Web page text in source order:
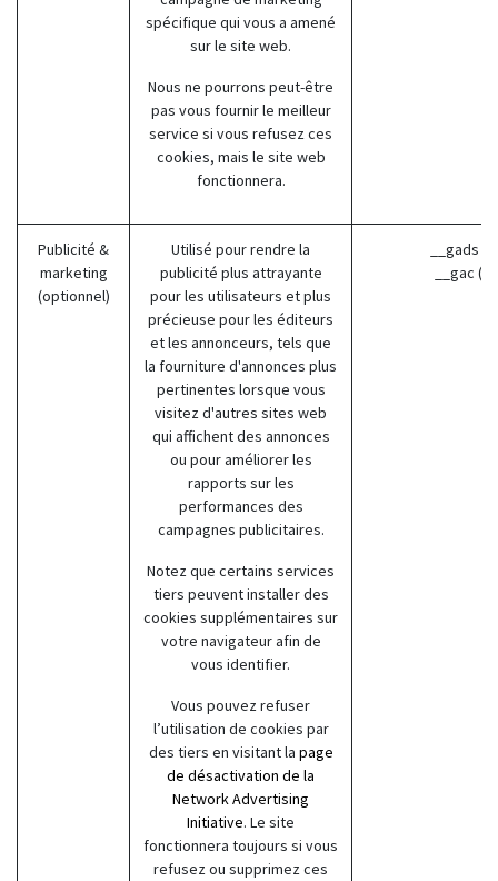
spécifique qui vous a amené
sur le site web.
Nous ne pourrons peut-être
pas vous fournir le meilleur
service si vous refusez ces
cookies, mais le site web
fonctionnera.
Publicité &
marketing
(optionnel)
Utilisé pour rendre la
publicité plus attrayante
pour les utilisateurs et plus
précieuse pour les éditeurs
et les annonceurs, tels que
la fourniture d'annonces plus
pertinentes lorsque vous
visitez d'autres sites web
qui affichent des annonces
ou pour améliorer les
rapports sur les
performances des
campagnes publicitaires.
Notez que certains services
tiers peuvent installer des
cookies supplémentaires sur
votre navigateur afin de
vous identifier.
Vous pouvez refuser
l’utilisation de cookies par
des tiers en visitant la page
de désactivation de la
Network Advertising
Initiative. Le site
fonctionnera toujours si vous
refusez ou supprimez ces
__gads
__gac